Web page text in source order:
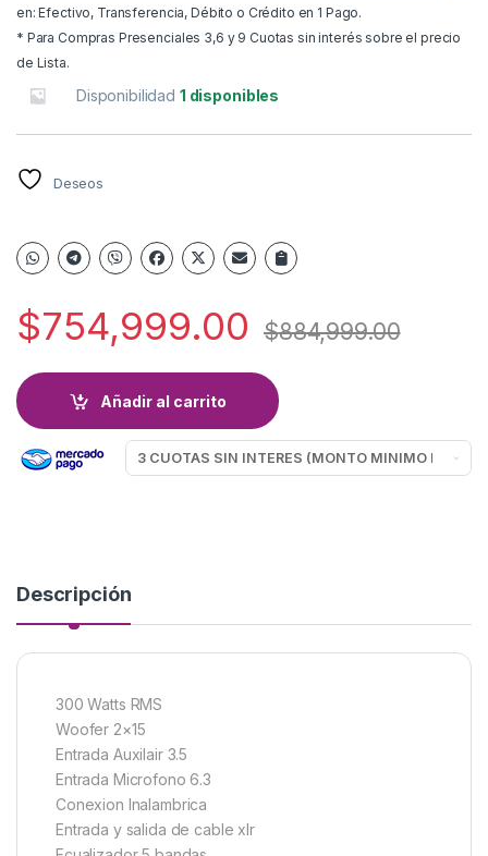
en: Efectivo, Transferencia, Débito o Crédito en 1 Pago.
* Para Compras Presenciales 3,6 y 9 Cuotas sin interés sobre el precio
de Lista.
Disponibilidad 1 disponibles
Deseos
$754,999.00 $884,999.00
Añadir al carrito
Descripción
300 Watts RMS
Woofer 2×15
Entrada Auxilair 3.5
Entrada Microfono 6.3
Conexion Inalambrica
Entrada y salida de cable xlr